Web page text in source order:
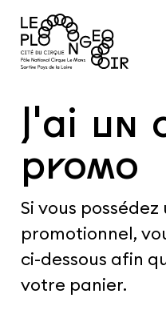
J'ai un
promo
Si vous possédez
promotionnel,
ci-dessous afin
votre panier.
LE
PRATIQUER
FABRIQUER
L'AGENDA
L'ACTUALITÉ